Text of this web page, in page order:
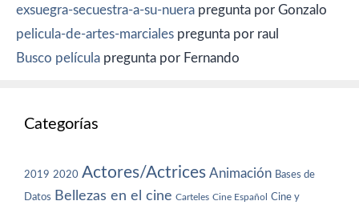
exsuegra-secuestra-a-su-nuera pregunta por Gonzalo
pelicula-de-artes-marciales pregunta por raul
Busco película pregunta por Fernando
Categorías
2019 2020 Actores/Actrices Animación Bases de
Datos Bellezas en el cine Carteles Cine Español Cine y